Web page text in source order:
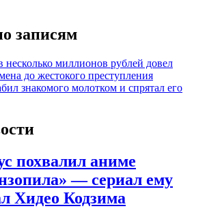
записям
несколько миллионов рублей довел
до жестокого преступления
знакомого молотком и спрятал его
похвалил аниме
— сериал ему
Хидео Кодзима